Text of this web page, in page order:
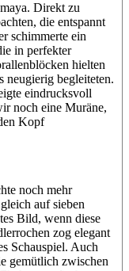
Direkt zu
die entspannt
schimmerte ein
in perfekter
hielten
neugierig begleiteten.
eindrucksvoll
noch eine Muräne,
Kopf
noch mehr
auf sieben
Bild, wenn diese
zog elegant
Schauspiel. Auch
gemütlich zwischen